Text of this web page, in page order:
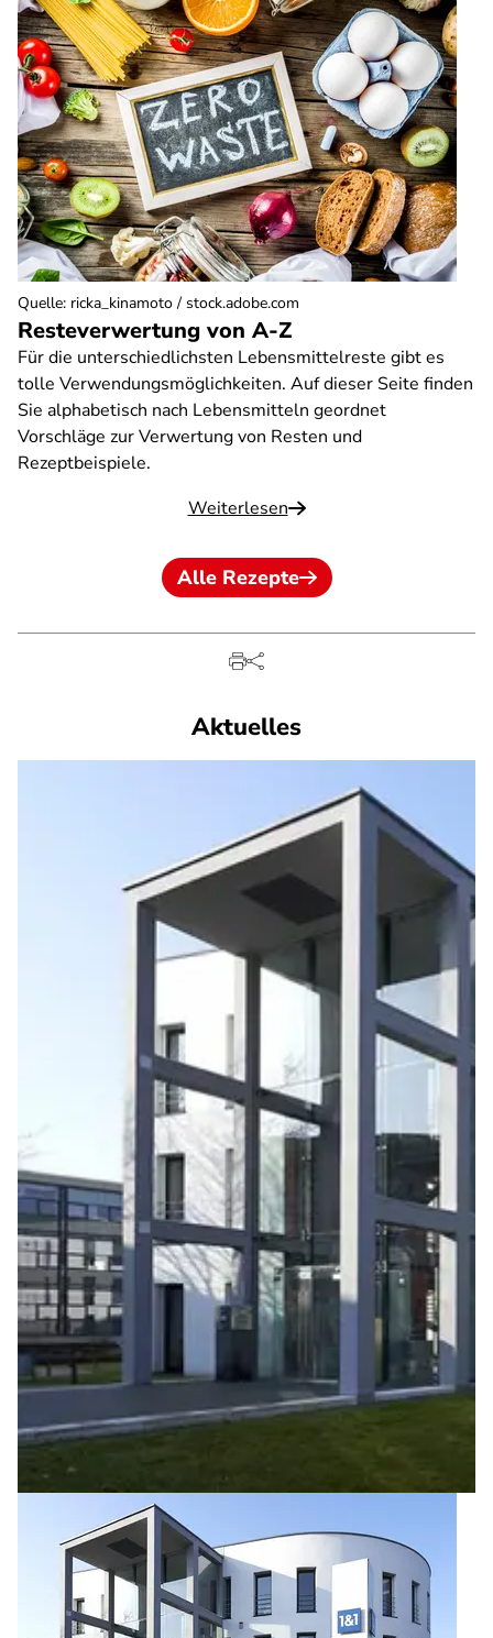
Resteverwertung von A-Z
Für die unterschiedlichsten Lebensmittelreste gibt es
tolle Verwendungsmöglichkeiten. Auf dieser Seite finden
Sie alphabetisch nach Lebensmitteln geordnet
Vorschläge zur Verwertung von Resten und
Rezeptbeispiele.
Weiterlesen
Quelle: ricka_kinamoto / stock.adobe.com
Alle Rezepte
Aktuelles